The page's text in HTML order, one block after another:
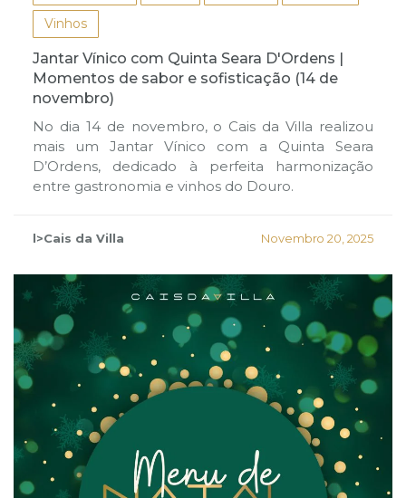
Vinhos
Jantar Vínico com Quinta Seara D'Ordens |
Momentos de sabor e sofisticação (14 de
novembro)
No dia 14 de novembro, o Cais da Villa realizou
mais um Jantar Vínico com a Quinta Seara
D’Ordens, dedicado à perfeita harmonização
entre gastronomia e vinhos do Douro.
l>Cais da Villa Novembro 20, 2025